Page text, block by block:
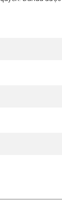
không?